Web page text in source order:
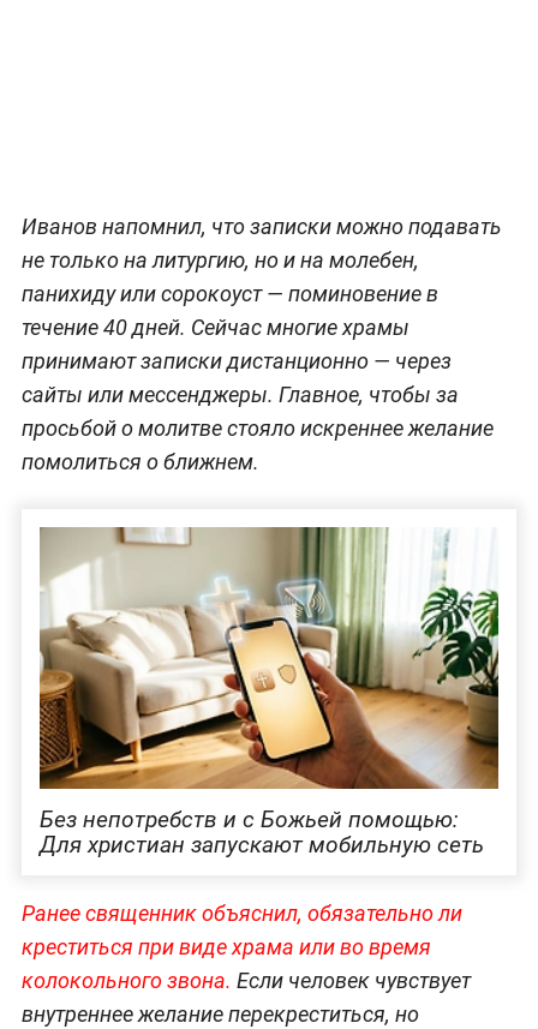
Иванов напомнил, что записки можно подавать
не только на литургию, но и на молебен,
панихиду или сорокоуст — поминовение в
течение 40 дней. Сейчас многие храмы
принимают записки дистанционно — через
сайты или мессенджеры. Главное, чтобы за
просьбой о молитве стояло искреннее желание
помолиться о ближнем.
Без непотребств и с Божьей помощью:
Для христиан запускают мобильную сеть
Ранее священник объяснил, обязательно ли
креститься при виде храма или во время
колокольного звона. Если человек чувствует
внутреннее желание перекреститься, но